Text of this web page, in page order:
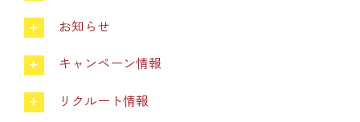
お知らせ
キャンペーン情報
リクルート情報